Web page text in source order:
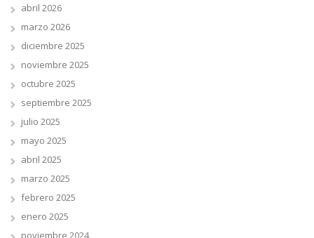
abril 2026
marzo 2026
diciembre 2025
noviembre 2025
octubre 2025
septiembre 2025
julio 2025
mayo 2025
abril 2025
marzo 2025
febrero 2025
enero 2025
noviembre 2024